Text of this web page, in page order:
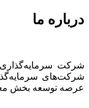
درباره ما
شرکت
شرکت‌های
عرصه توسعه بخش